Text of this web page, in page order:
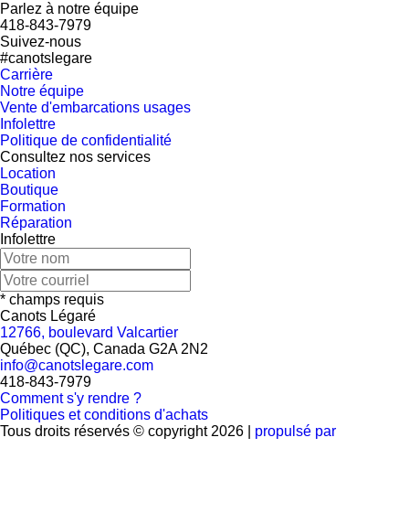
Parlez à notre équipe
418-843-7979
Suivez-nous
#canotslegare
Carrière
Notre équipe
Vente d'embarcations usages
Infolettre
Politique de confidentialité
Consultez nos services
Location
Boutique
Formation
Réparation
Infolettre
* champs requis
Canots Légaré
12766, boulevard Valcartier
Québec (QC), Canada G2A 2N2
info@canotslegare.com
418-843-7979
Comment s'y rendre ?
Politiques et conditions d'achats
Tous droits réservés © copyright 2026 | propulsé par